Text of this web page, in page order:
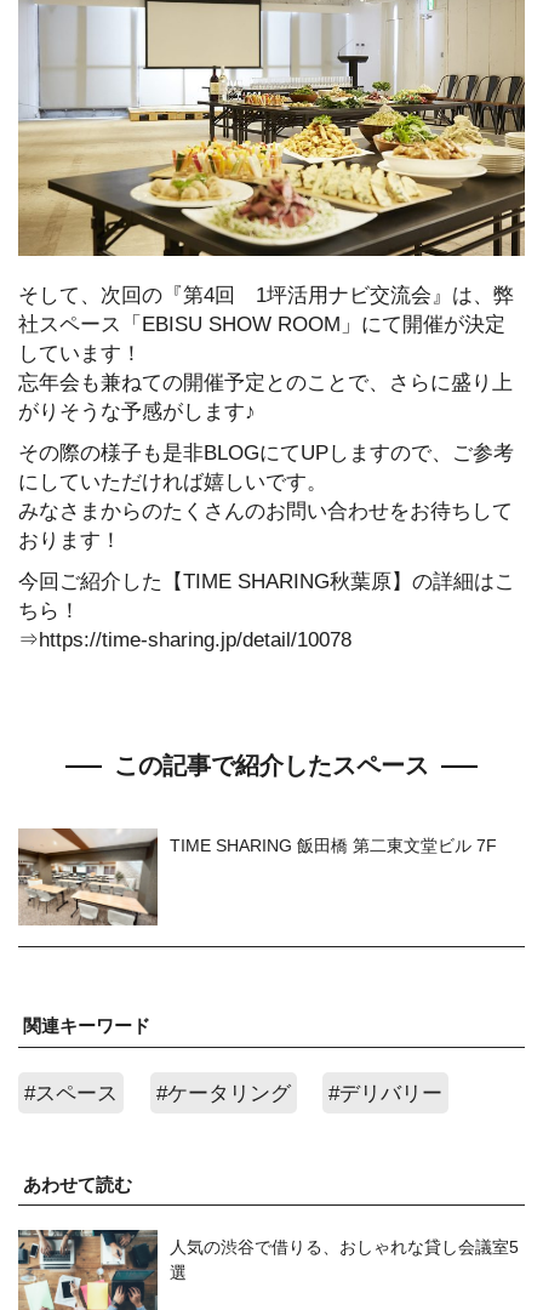
そして、次回の『第4回 1坪活用ナビ交流会』は、弊
社スペース「EBISU SHOW ROOM」にて開催が決定
しています！
忘年会も兼ねての開催予定とのことで、さらに盛り上
がりそうな予感がします♪
その際の様子も是非BLOGにてUPしますので、ご参考
にしていただければ嬉しいです。
みなさまからのたくさんのお問い合わせをお待ちして
おります！
今回ご紹介した【TIME SHARING秋葉原】の詳細はこ
ちら！
⇒https://time-sharing.jp/detail/10078
この記事で紹介したスペース
TIME SHARING 飯田橋 第二東文堂ビル 7F
関連キーワード
#スペース #ケータリング #デリバリー
あわせて読む
人気の渋谷で借りる、おしゃれな貸し会議室5
選